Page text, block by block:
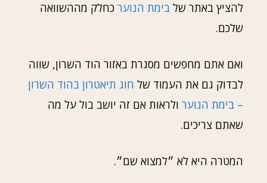
להציץ באתר של בימת הנוער כחלק מההשוואה
שלכם.
ואם אתם מחפשים מסגרת באזור הוד השרון, שווה
לבדוק גם את העמוד של חוג תיאטרון בהוד השרון
– בימת הנוער ולראות אם זה יושב בול על מה
שאתם צריכים.
המטרה היא לא ״למצוא שם״.